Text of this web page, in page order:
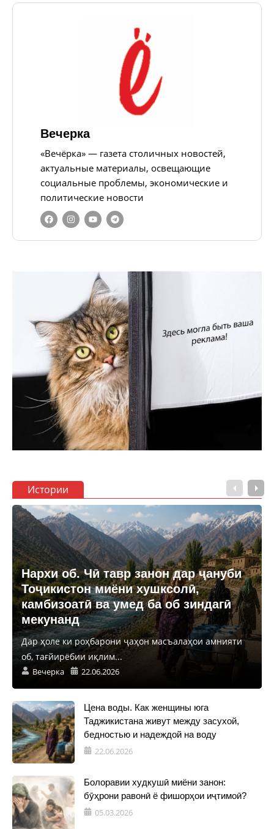
Вечерка
«Вечёрка» — газета столичных новостей,
актуальные материалы, освещающие
социальные проблемы, экономические и
политические новости
Истории
Нархи об. Чӣ тавр занон дар ҷануби
Тоҷикистон миёни хушксолӣ,
камбизоатӣ ва умед ба об зиндагӣ
мекунанд
Дар ҳоле ки роҳбарони ҷаҳон масъалаҳои амнияти
об, тағйирёбии иқлим...
Вечерка 22.06.2026
Цена воды. Как женщины юга
Таджикистана живут между засухой,
бедностью и надеждой на воду
22.06.2026
Болоравии худкушӣ миёни занон:
бӯҳрони равонӣ ё фишорҳои иҷтимоӣ?
05.03.2026